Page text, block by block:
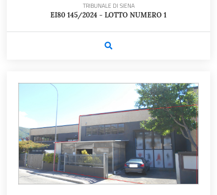
TRIBUNALE DI SIENA
EI80 145/2024 - LOTTO NUMERO 1